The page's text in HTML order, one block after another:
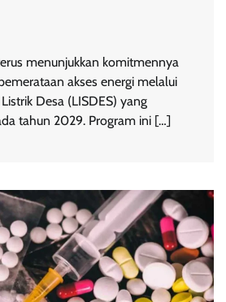
menunjukkan komitmennya
akses energi melalui
Desa (LISDES) yang
tahun 2029. Program ini […]